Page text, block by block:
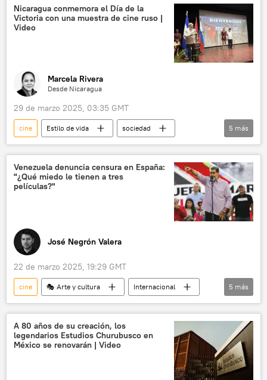
Val Kilmer
Nicaragua conmemora el Día de la
Victoria con una muestra de cine ruso |
Video
Marcela Rivera
Desde Nicaragua
29 de marzo 2025, 03:35 GMT
cine Estilo de vida
sociedad
🎭 Arte y cultura
Andrei Tarkovski
Unión Soviética (URSS)
Nicaragua
festival
5 más
Venezuela denuncia censura en España:
"¿Qué miedo le tienen a tres
películas?"
José Negrón Valera
22 de marzo 2025, 19:29 GMT
cine 🎭 Arte y cultura
Internacional
Venezuela
España
Nicolás Maduro
Casa de América
💬 Entrevistas
5 más
A 80 años de su creación, los
legendarios Estudios Churubusco en
México se renovarán | Video